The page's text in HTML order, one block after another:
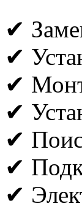
✔
✔
✔
✔
✔
✔
✔